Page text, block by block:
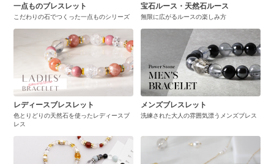
一点ものブレスレット
こだわりの石でつくった一点ものシリーズ
宝石ルース・天然石ルース
無限に広がるルースの楽しみ方
レディースブレスレット
色とりどりの天然石を使ったレディースブ
レス
メンズブレスレット
洗練された大人の雰囲気漂うメンズブレス